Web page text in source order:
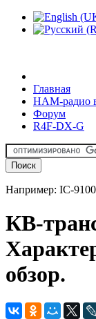
Главная
HAM-радио
Форум
R4F-DX-G
Например: IC-
КВ-
обзор.